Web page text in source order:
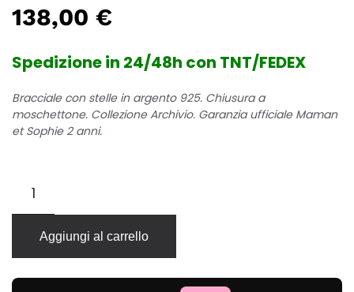
138,00 €
Spedizione in 24/48h con TNT/FEDEX
Bracciale con stelle in argento 925. Chiusura a
moschettone. Collezione Archivio. Garanzia ufficiale Maman
et Sophie 2 anni.
Sophie
Archivio
Stelle
bracciale
in
Aggiungi al carrello